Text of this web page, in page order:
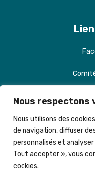
Nous respectons
Nous utilisons des
de navigation, diffuser
personnalisés et
Tout accepter », vous
cookies.